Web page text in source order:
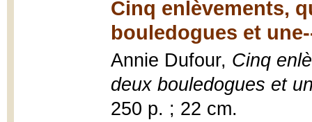
Cinq enlèvements,
bouledogues et
Annie Dufour, Cinq
deux bouledogues et
250 p. ; 22 cm.